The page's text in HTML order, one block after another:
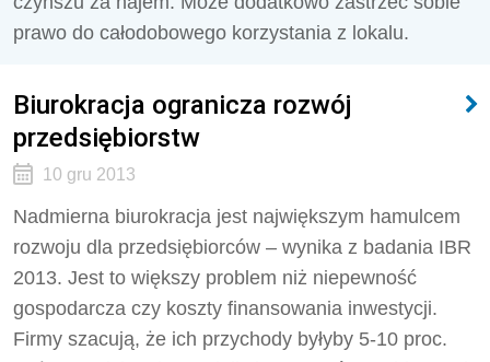
prawo do całodobowego korzystania z lokalu.
Biurokracja ogranicza rozwój
przedsiębiorstw
10 gru 2013
Nadmierna biurokracja jest największym hamulcem
rozwoju dla przedsiębiorców – wynika z badania IBR
2013. Jest to większy problem niż niepewność
gospodarcza czy koszty finansowania inwestycji.
Firmy szacują, że ich przychody byłyby 5-10 proc.